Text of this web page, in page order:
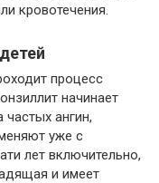
кровотечения.
процесс
начинает
ангин,
уже с
лет включительно,
и имеет